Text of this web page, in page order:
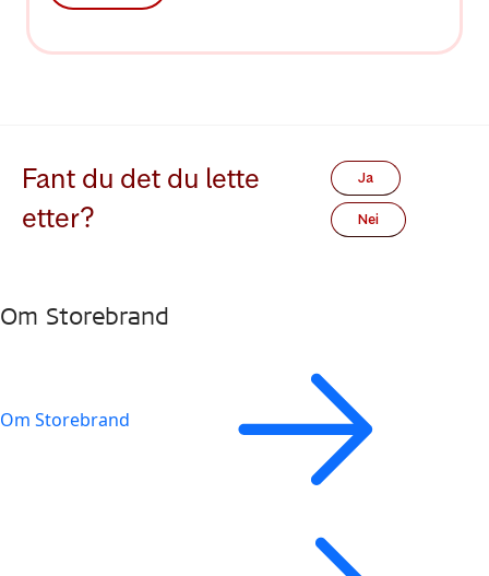
Fant du det du lette
etter?
Ja
Nei
Om Storebrand
Om Storebrand